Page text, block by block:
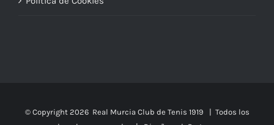
© Copyright 2026 Real Murcia Club de Tenis 1919 | Todos los